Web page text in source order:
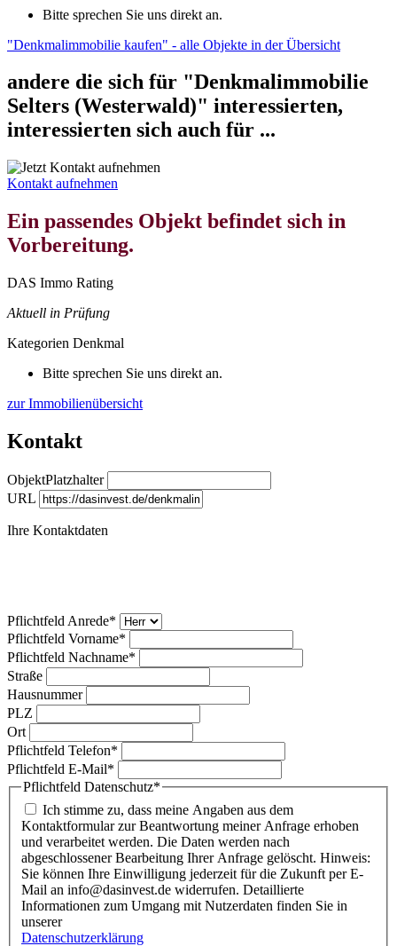
Bitte sprechen Sie uns direkt an.
"Denkmalimmobilie kaufen" - alle Objekte in der Übersicht
andere die sich für "Denkmalimmobilie
Selters (Westerwald)" interessierten,
interessierten sich auch für ...
Kontakt aufnehmen
Ein passendes Objekt befindet sich in
Vorbereitung.
DAS Immo Rating
Aktuell in Prüfung
Kategorien Denkmal
Bitte sprechen Sie uns direkt an.
zur Immobilienübersicht
Kontakt
ObjektPlatzhalter
URL
Ihre Kontaktdaten
Pflichtfeld Anrede*
Pflichtfeld Vorname*
Pflichtfeld Nachname*
Straße
Hausnummer
PLZ
Ort
Pflichtfeld Telefon*
Pflichtfeld E-Mail*
Pflichtfeld Datenschutz*
Ich stimme zu, dass meine Angaben aus dem
Kontaktformular zur Beantwortung meiner Anfrage erhoben
und verarbeitet werden. Die Daten werden nach
abgeschlossener Bearbeitung Ihrer Anfrage gelöscht. Hinweis:
Sie können Ihre Einwilligung jederzeit für die Zukunft per E-
Mail an info@dasinvest.de widerrufen. Detaillierte
Informationen zum Umgang mit Nutzerdaten finden Sie in
unserer
Datenschutzerklärung